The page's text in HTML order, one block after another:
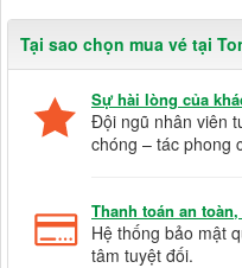
Tại sao chọn mua vé tại
Sự hài lòng của
Đội ngũ nhân viên
chóng – tác phong
Thanh toán an
Hệ thống bảo mật
tâm tuyệt đối.